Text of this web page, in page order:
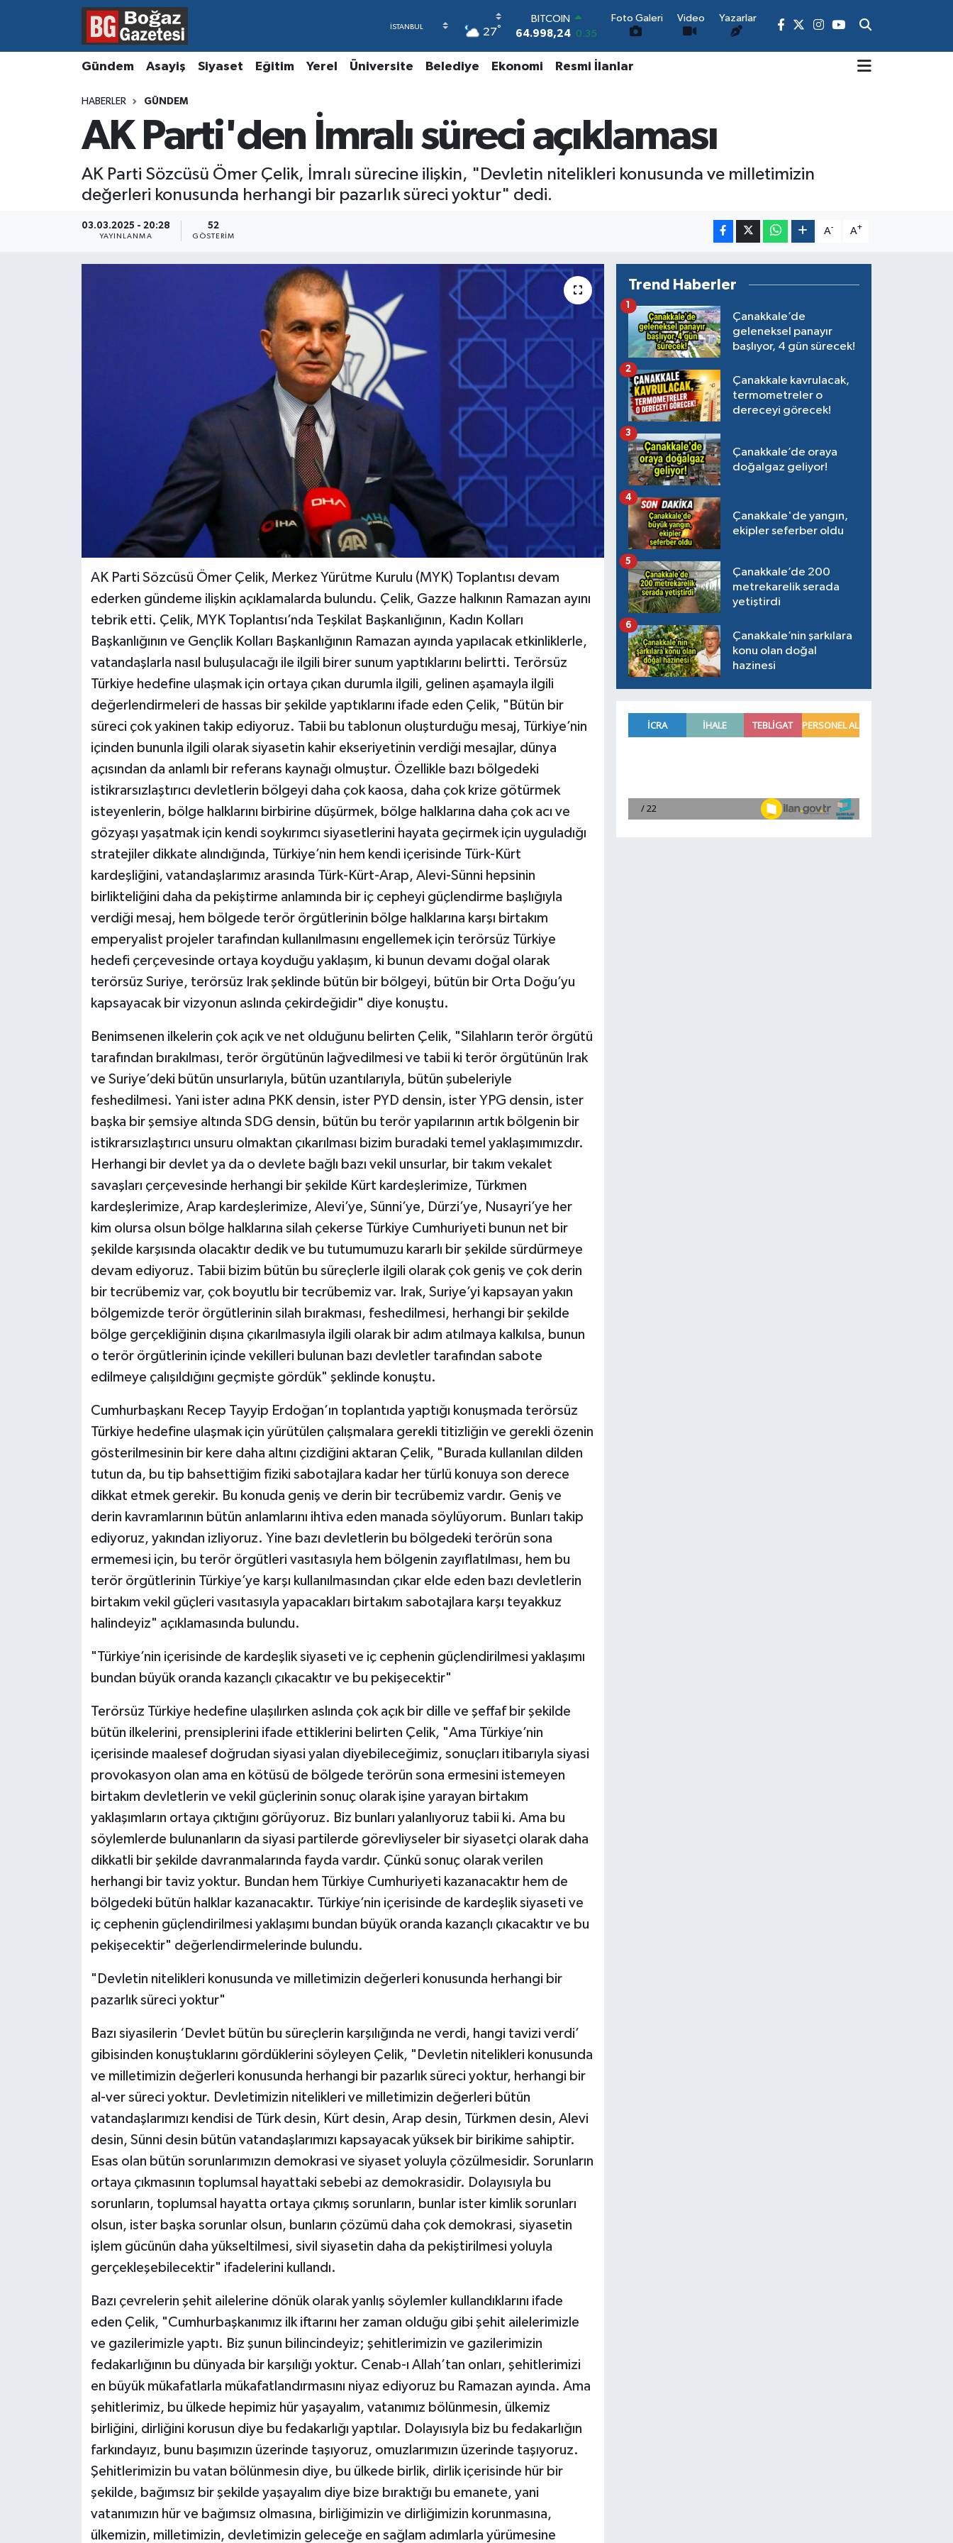
27°
64.998,24 0.35
DOLAR
47,7436 0.18
EURO
GRAM ALTIN
6660.55 0.03
BİST100
13.779 -14
Foto Galeri Video Yazarlar
Gündem Asayiş Siyaset Eğitim Yerel Üniversite Belediye Ekonomi Resmi İlanlar
HABERLER GÜNDEM
AK Parti'den İmralı süreci açıklaması
AK Parti Sözcüsü Ömer Çelik, İmralı sürecine ilişkin, "Devletin nitelikleri konusunda ve milletimizin
değerleri konusunda herhangi bir pazarlık süreci yoktur" dedi.
03.03.2025 - 20:28
YAYINLANMA
52
GÖSTERIM
A- A+
AK Parti Sözcüsü Ömer Çelik, Merkez Yürütme Kurulu (MYK) Toplantısı devam
ederken gündeme ilişkin açıklamalarda bulundu. Çelik, Gazze halkının Ramazan ayını
tebrik etti. Çelik, MYK Toplantısı’nda Teşkilat Başkanlığının, Kadın Kolları
Başkanlığının ve Gençlik Kolları Başkanlığının Ramazan ayında yapılacak etkinliklerle,
vatandaşlarla nasıl buluşulacağı ile ilgili birer sunum yaptıklarını belirtti. Terörsüz
Türkiye hedefine ulaşmak için ortaya çıkan durumla ilgili, gelinen aşamayla ilgili
değerlendirmeleri de hassas bir şekilde yaptıklarını ifade eden Çelik, "Bütün bir
süreci çok yakinen takip ediyoruz. Tabii bu tablonun oluşturduğu mesaj, Türkiye’nin
içinden bununla ilgili olarak siyasetin kahir ekseriyetinin verdiği mesajlar, dünya
açısından da anlamlı bir referans kaynağı olmuştur. Özellikle bazı bölgedeki
istikrarsızlaştırıcı devletlerin bölgeyi daha çok kaosa, daha çok krize götürmek
isteyenlerin, bölge halklarını birbirine düşürmek, bölge halklarına daha çok acı ve
gözyaşı yaşatmak için kendi soykırımcı siyasetlerini hayata geçirmek için uyguladığı
stratejiler dikkate alındığında, Türkiye’nin hem kendi içerisinde Türk-Kürt
kardeşliğini, vatandaşlarımız arasında Türk-Kürt-Arap, Alevi-Sünni hepsinin
birlikteliğini daha da pekiştirme anlamında bir iç cepheyi güçlendirme başlığıyla
verdiği mesaj, hem bölgede terör örgütlerinin bölge halklarına karşı birtakım
emperyalist projeler tarafından kullanılmasını engellemek için terörsüz Türkiye
hedefi çerçevesinde ortaya koyduğu yaklaşım, ki bunun devamı doğal olarak
terörsüz Suriye, terörsüz Irak şeklinde bütün bir bölgeyi, bütün bir Orta Doğu’yu
kapsayacak bir vizyonun aslında çekirdeğidir" diye konuştu.
Benimsenen ilkelerin çok açık ve net olduğunu belirten Çelik, "Silahların terör örgütü
tarafından bırakılması, terör örgütünün lağvedilmesi ve tabii ki terör örgütünün Irak
ve Suriye’deki bütün unsurlarıyla, bütün uzantılarıyla, bütün şubeleriyle
feshedilmesi. Yani ister adına PKK densin, ister PYD densin, ister YPG densin, ister
başka bir şemsiye altında SDG densin, bütün bu terör yapılarının artık bölgenin bir
istikrarsızlaştırıcı unsuru olmaktan çıkarılması bizim buradaki temel yaklaşımımızdır.
Herhangi bir devlet ya da o devlete bağlı bazı vekil unsurlar, bir takım vekalet
savaşları çerçevesinde herhangi bir şekilde Kürt kardeşlerimize, Türkmen
kardeşlerimize, Arap kardeşlerimize, Alevi’ye, Sünni’ye, Dürzi’ye, Nusayri’ye her
kim olursa olsun bölge halklarına silah çekerse Türkiye Cumhuriyeti bunun net bir
şekilde karşısında olacaktır dedik ve bu tutumumuzu kararlı bir şekilde sürdürmeye
devam ediyoruz. Tabii bizim bütün bu süreçlerle ilgili olarak çok geniş ve çok derin
bir tecrübemiz var, çok boyutlu bir tecrübemiz var. Irak, Suriye’yi kapsayan yakın
bölgemizde terör örgütlerinin silah bırakması, feshedilmesi, herhangi bir şekilde
bölge gerçekliğinin dışına çıkarılmasıyla ilgili olarak bir adım atılmaya kalkılsa, bunun
o terör örgütlerinin içinde vekilleri bulunan bazı devletler tarafından sabote
edilmeye çalışıldığını geçmişte gördük" şeklinde konuştu.
Cumhurbaşkanı Recep Tayyip Erdoğan’ın toplantıda yaptığı konuşmada terörsüz
Türkiye hedefine ulaşmak için yürütülen çalışmalara gerekli titizliğin ve gerekli özenin
gösterilmesinin bir kere daha altını çizdiğini aktaran Çelik, "Burada kullanılan dilden
tutun da, bu tip bahsettiğim fiziki sabotajlara kadar her türlü konuya son derece
dikkat etmek gerekir. Bu konuda geniş ve derin bir tecrübemiz vardır. Geniş ve
derin kavramlarının bütün anlamlarını ihtiva eden manada söylüyorum. Bunları takip
ediyoruz, yakından izliyoruz. Yine bazı devletlerin bu bölgedeki terörün sona
ermemesi için, bu terör örgütleri vasıtasıyla hem bölgenin zayıflatılması, hem bu
terör örgütlerinin Türkiye’ye karşı kullanılmasından çıkar elde eden bazı devletlerin
birtakım vekil güçleri vasıtasıyla yapacakları birtakım sabotajlara karşı teyakkuz
halindeyiz" açıklamasında bulundu.
"Türkiye’nin içerisinde de kardeşlik siyaseti ve iç cephenin güçlendirilmesi yaklaşımı
bundan büyük oranda kazançlı çıkacaktır ve bu pekişecektir"
Terörsüz Türkiye hedefine ulaşılırken aslında çok açık bir dille ve şeffaf bir şekilde
bütün ilkelerini, prensiplerini ifade ettiklerini belirten Çelik, "Ama Türkiye’nin
içerisinde maalesef doğrudan siyasi yalan diyebileceğimiz, sonuçları itibarıyla siyasi
provokasyon olan ama en kötüsü de bölgede terörün sona ermesini istemeyen
birtakım devletlerin ve vekil güçlerinin sonuç olarak işine yarayan birtakım
yaklaşımların ortaya çıktığını görüyoruz. Biz bunları yalanlıyoruz tabii ki. Ama bu
söylemlerde bulunanların da siyasi partilerde görevliyseler bir siyasetçi olarak daha
dikkatli bir şekilde davranmalarında fayda vardır. Çünkü sonuç olarak verilen
herhangi bir taviz yoktur. Bundan hem Türkiye Cumhuriyeti kazanacaktır hem de
bölgedeki bütün halklar kazanacaktır. Türkiye’nin içerisinde de kardeşlik siyaseti ve
iç cephenin güçlendirilmesi yaklaşımı bundan büyük oranda kazançlı çıkacaktır ve bu
pekişecektir" değerlendirmelerinde bulundu.
"Devletin nitelikleri konusunda ve milletimizin değerleri konusunda herhangi bir
pazarlık süreci yoktur"
Bazı siyasilerin ‘Devlet bütün bu süreçlerin karşılığında ne verdi, hangi tavizi verdi’
gibisinden konuştuklarını gördüklerini söyleyen Çelik, "Devletin nitelikleri konusunda
ve milletimizin değerleri konusunda herhangi bir pazarlık süreci yoktur, herhangi bir
al-ver süreci yoktur. Devletimizin nitelikleri ve milletimizin değerleri bütün
vatandaşlarımızı kendisi de Türk desin, Kürt desin, Arap desin, Türkmen desin, Alevi
desin, Sünni desin bütün vatandaşlarımızı kapsayacak yüksek bir birikime sahiptir.
Esas olan bütün sorunlarımızın demokrasi ve siyaset yoluyla çözülmesidir. Sorunların
ortaya çıkmasının toplumsal hayattaki sebebi az demokrasidir. Dolayısıyla bu
sorunların, toplumsal hayatta ortaya çıkmış sorunların, bunlar ister kimlik sorunları
olsun, ister başka sorunlar olsun, bunların çözümü daha çok demokrasi, siyasetin
işlem gücünün daha yükseltilmesi, sivil siyasetin daha da pekiştirilmesi yoluyla
gerçekleşebilecektir" ifadelerini kullandı.
Bazı çevrelerin şehit ailelerine dönük olarak yanlış söylemler kullandıklarını ifade
eden Çelik, "Cumhurbaşkanımız ilk iftarını her zaman olduğu gibi şehit ailelerimizle
ve gazilerimizle yaptı. Biz şunun bilincindeyiz; şehitlerimizin ve gazilerimizin
fedakarlığının bu dünyada bir karşılığı yoktur. Cenab-ı Allah’tan onları, şehitlerimizi
en büyük mükafatlarla mükafatlandırmasını niyaz ediyoruz bu Ramazan ayında. Ama
şehitlerimiz, bu ülkede hepimiz hür yaşayalım, vatanımız bölünmesin, ülkemiz
birliğini, dirliğini korusun diye bu fedakarlığı yaptılar. Dolayısıyla biz bu fedakarlığın
farkındayız, bunu başımızın üzerinde taşıyoruz, omuzlarımızın üzerinde taşıyoruz.
Şehitlerimizin bu vatan bölünmesin diye, bu ülkede birlik, dirlik içerisinde hür bir
şekilde, bağımsız bir şekilde yaşayalım diye bize bıraktığı bu emanete, yani
vatanımızın hür ve bağımsız olmasına, birliğimizin ve dirliğimizin korunmasına,
ülkemizin, milletimizin, devletimizin geleceğe en sağlam adımlarla yürümesine
Trend Haberler
Çanakkale’de
geleneksel panayır
başlıyor, 4 gün sürecek!
1
Çanakkale kavrulacak,
termometreler o
dereceyi görecek!
2
Çanakkale’de oraya
doğalgaz geliyor!
3
Çanakkale'de yangın,
ekipler seferber oldu
4
Çanakkale’de 200
metrekarelik serada
yetiştirdi
5
Çanakkale’nin şarkılara
konu olan doğal
hazinesi
6
Asayiş
Ekonomi
Kültür ve Sanat
Hava Durumu
Süper Lig Puan Durumu ve Fikstür
Son Dakika Haberleri
Haber Arşivi